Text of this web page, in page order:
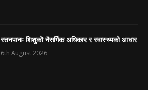
स्तनपानः शिशुको नैसर्गिक अधिकार र स्वास्थ्यको आधार
6th August 2026